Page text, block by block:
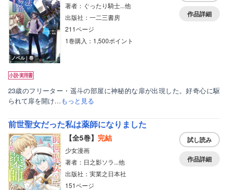
ノベル｜巻
著者：ぐったり騎士...他
出版社：一二三書房
211ページ
1巻購入：1,500ポイント
作品詳細
23歳のフリーター・遥斗の部屋に神秘的な扉が出現した。好奇心に駆
られて扉を開け…もっと見る
前世聖女だった私は薬師になりました
【全5巻】 完結
少女漫画
著者：日之影ソラ...他
出版社：実業之日本社
151ページ
試し読み
作品詳細